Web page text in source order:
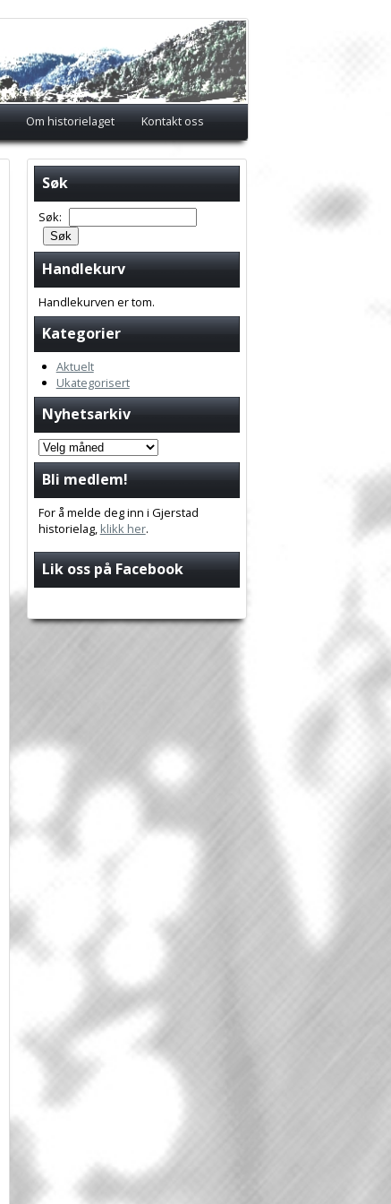
Om historielaget Kontakt oss
Søk
Søk:
Handlekurv
Handlekurven er tom.
Kategorier
Aktuelt
Ukategorisert
Nyhetsarkiv
Bli medlem!
For å melde deg inn i Gjerstad
historielag, klikk her.
Lik oss på Facebook